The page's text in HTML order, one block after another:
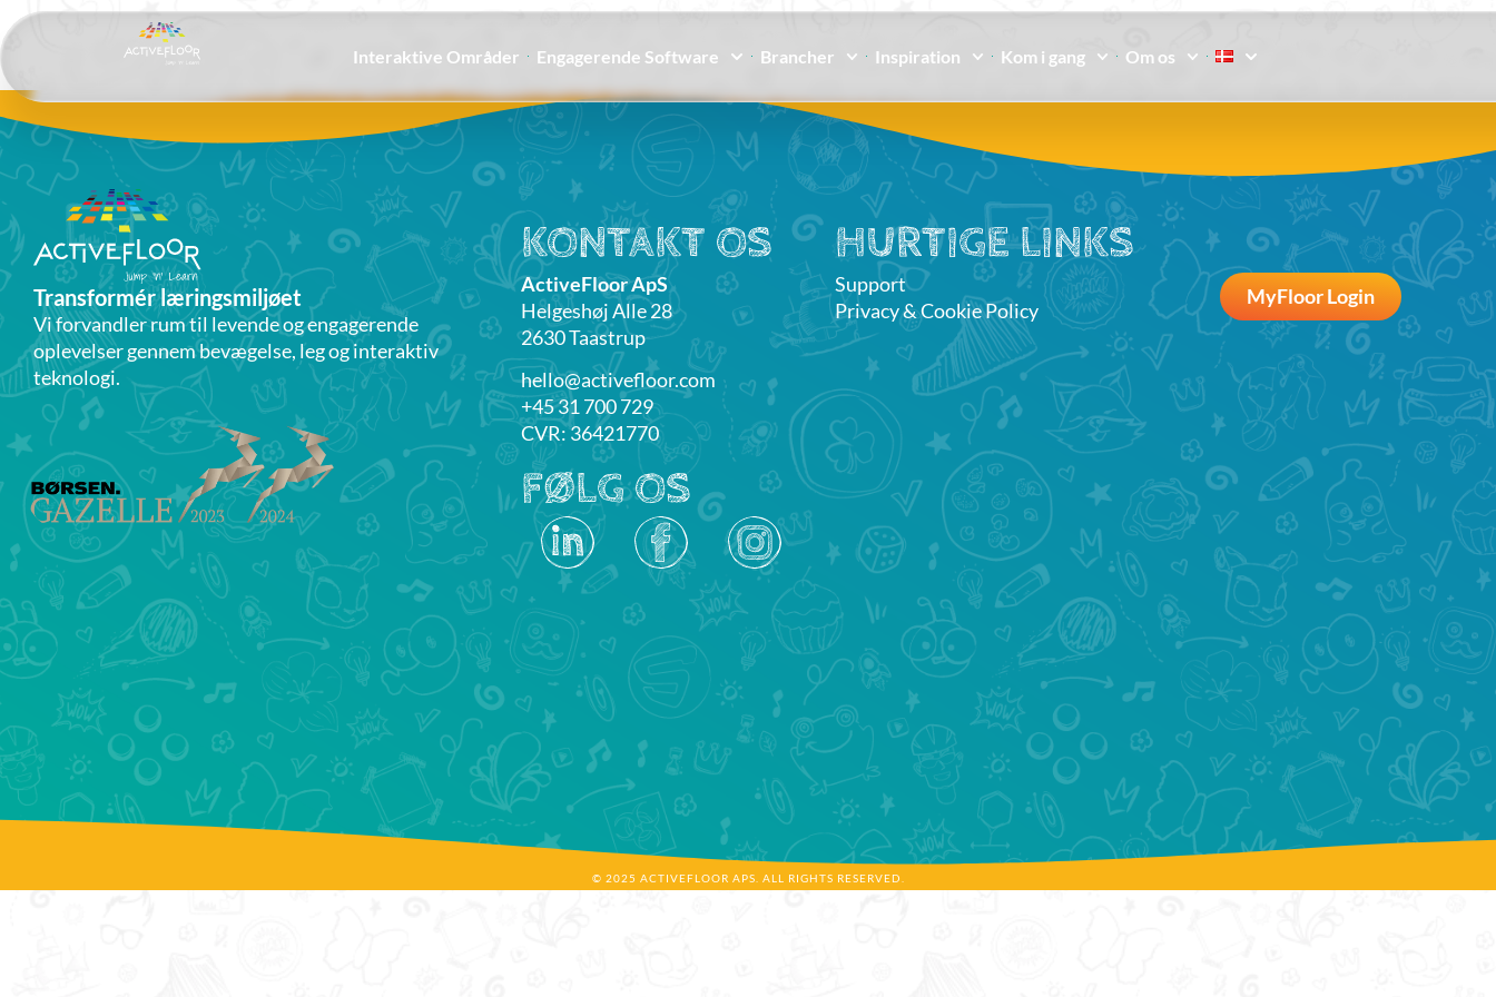
Interaktive Områder Engagerende Software Brancher Inspiration Kom i gang Om os
Transformér læringsmiljøet
Vi forvandler rum til levende og engagerende
oplevelser gennem bevægelse, leg og interaktiv
teknologi.
KONTAKT OS
ActiveFloor ApS
Helgeshøj Alle 28
2630 Taastrup
hello@activefloor.com
+45 31 700 729
CVR: 36421770
FØLG OS
HURTIGE LINKS
Support
Privacy & Cookie Policy
MyFloor Login
© 2025 ACTIVEFLOOR APS. ALL RIGHTS RESERVED.